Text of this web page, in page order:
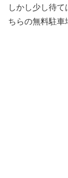
しかし少し待
ちらの無料駐車